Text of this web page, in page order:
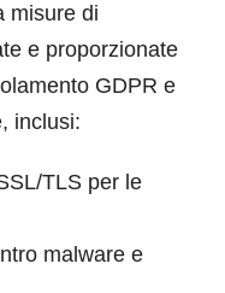
misure di
e proporzionate
GDPR e
inclusi:
TLS per le
malware e